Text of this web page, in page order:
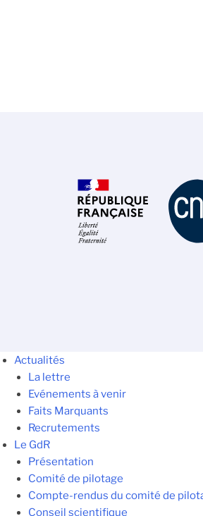
Actualités
La lettre
Evénements à venir
Faits Marquants
Recrutements
Le GdR
Présentation
Comité de pilotage
Compte-rendus du comité de
Conseil scientifique